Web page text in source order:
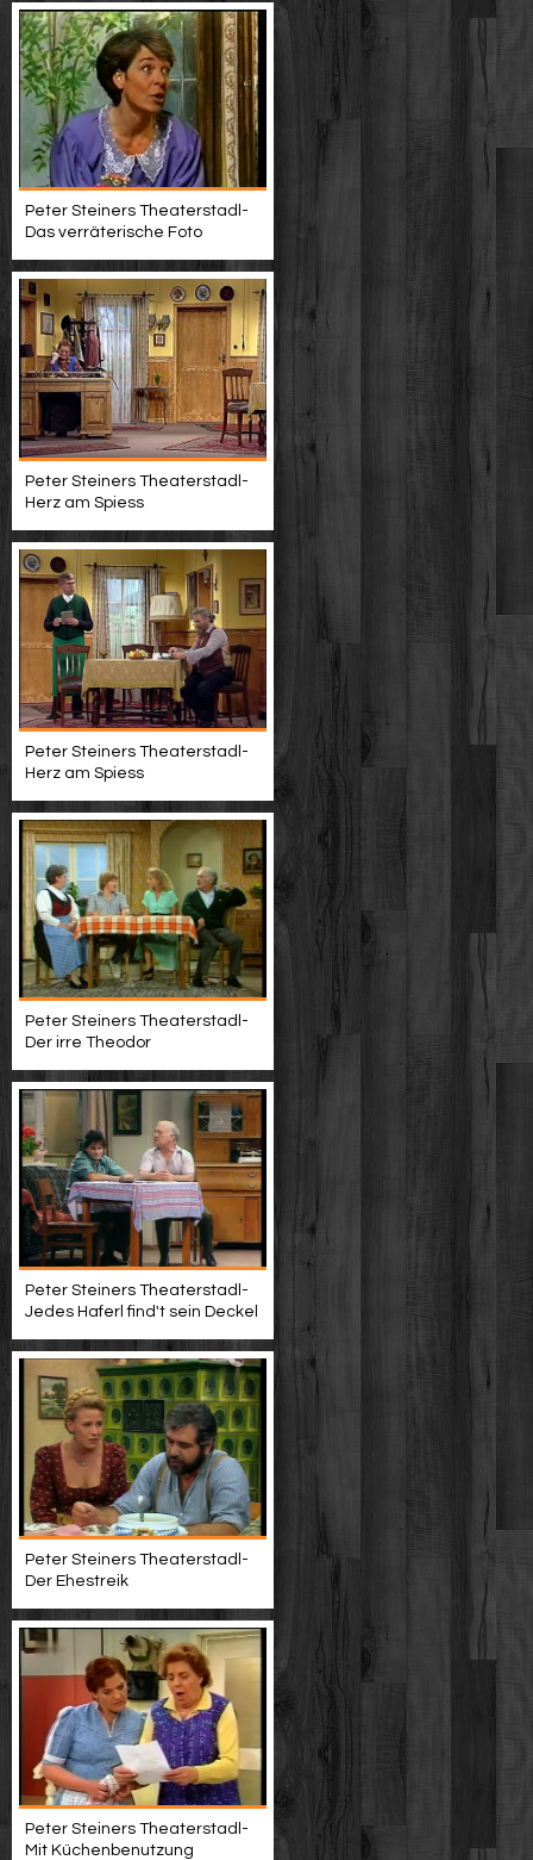
Peter Steiners Theaterstadl-
Das verräterische Foto
Peter Steiners Theaterstadl-
Herz am Spiess
Peter Steiners Theaterstadl-
Herz am Spiess
Peter Steiners Theaterstadl-
Der irre Theodor
Peter Steiners Theaterstadl-
Jedes Haferl find't sein Deckel
Peter Steiners Theaterstadl-
Der Ehestreik
Peter Steiners Theaterstadl-
Mit Küchenbenutzung